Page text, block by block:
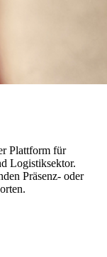
Plattform für
Logistiksektor.
Präsenz- oder